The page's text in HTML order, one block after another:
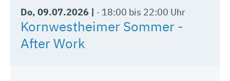
Do, 09.07.2026 | 18:00 bis 22:00 Uhr
Kornwestheimer Sommer -
After Work